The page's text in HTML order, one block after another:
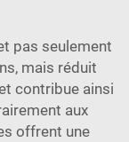
pas seulement
mais réduit
contribue ainsi
aux
offrent une